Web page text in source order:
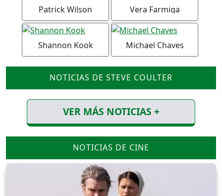
Patrick Wilson Vera Farmiga
Shannon Kook Michael Chaves
NOTICIAS DE STEVE COULTER
VER MÁS NOTICIAS +
NOTICIAS DE CINE